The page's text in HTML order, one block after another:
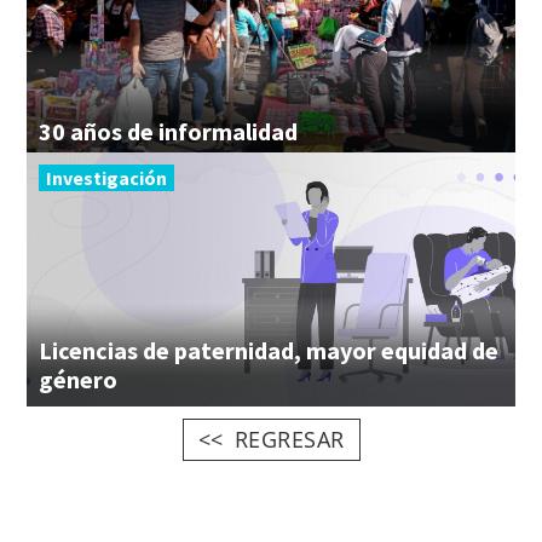
30añosdeinformalidad
Investigación
Licencias de paternidad, mayor equidad de
género
REGRESAR